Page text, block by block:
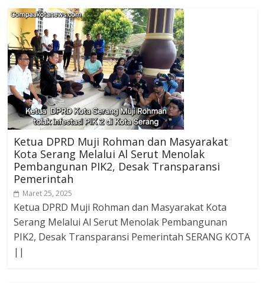
Ketua DPRD Muji Rohman dan Masyarakat
Kota Serang Melalui Al Serut Menolak
Pembangunan PIK2, Desak Transparansi
Pemerintah
Maret 25, 2025
Ketua DPRD Muji Rohman dan Masyarakat Kota
Serang Melalui Al Serut Menolak Pembangunan
PIK2, Desak Transparansi Pemerintah SERANG KOTA
||